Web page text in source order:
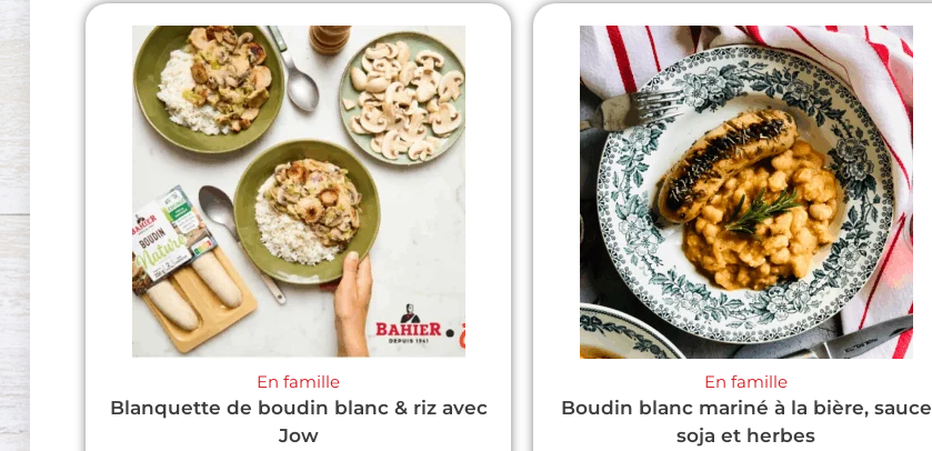
En famille
Blanquette de boudin blanc & riz avec
Jow
En famille
Boudin blanc mariné à la bière, sauce
soja et herbes